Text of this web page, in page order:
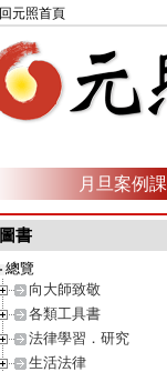
回元照首頁
月旦案例課
圖書
總覽
向大師致敬
各類工具書
法律學習．研究
生活法律